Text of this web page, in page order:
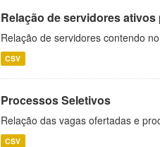
Relação de servidores
Relação de servidores contendo
CSV
Processos Seletivos
Relação das vagas ofertadas e
CSV